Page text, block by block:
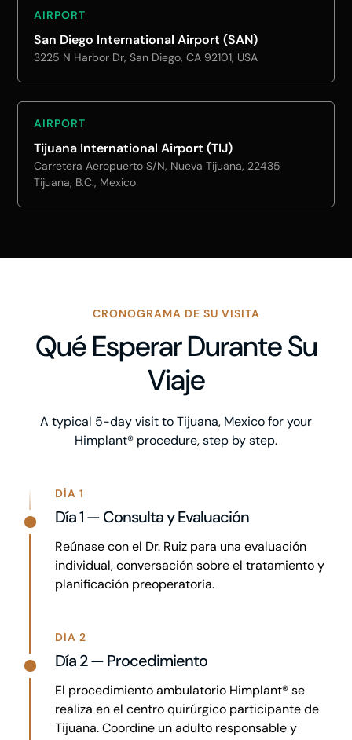
AIRPORT
San Diego International Airport (SAN)
3225 N Harbor Dr, San Diego, CA 92101, USA
AIRPORT
Tijuana International Airport (TIJ)
Carretera Aeropuerto S/N, Nueva Tijuana, 22435
Tijuana, B.C., Mexico
CRONOGRAMA DE SU VISITA
Qué Esperar Durante Su
Viaje
A typical 5-day visit to Tijuana, Mexico for your
Himplant® procedure, step by step.
DÍA 1
Día 1 — Consulta y Evaluación
Reúnase con el Dr. Ruiz para una evaluación
individual, conversación sobre el tratamiento y
planificación preoperatoria.
DÍA 2
Día 2 — Procedimiento
El procedimiento ambulatorio Himplant® se
realiza en el centro quirúrgico participante de
Tijuana. Coordine un adulto responsable y